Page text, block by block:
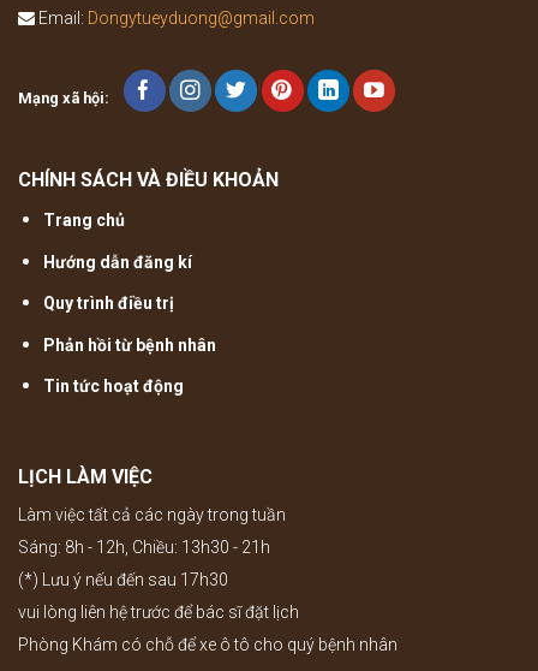
Email: Dongytueyduong@gmail.com
Mạng xã hội:
CHÍNH SÁCH VÀ ĐIỀU KHOẢN
Trang chủ
Hướng dẫn đăng kí
Quy trình điều trị
Phản hồi từ bệnh nhân
Tin tức hoạt động
LỊCH LÀM VIỆC
Làm việc tất cả các ngày trong tuần
Sáng: 8h - 12h, Chiều: 13h30 - 21h
(*) Lưu ý nếu đến sau 17h30
vui lòng liên hệ trước để bác sĩ đặt lịch
Phòng Khám có chỗ để xe ô tô cho quý bệnh nhân